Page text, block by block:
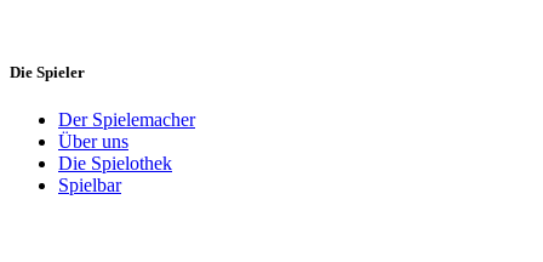
Die Spieler
Der Spielemacher
Über uns
Die Spielothek
Spielbar